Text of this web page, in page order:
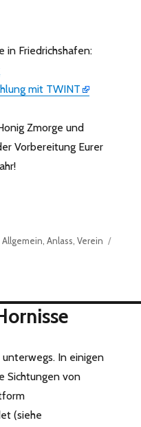
in Friedrichshafen:
mit TWINT
Zmorge und
Vorbereitung Eurer
Kategorien
Allgemein,Anlass,Verein
In einigen
Sichtungen von
(siehe